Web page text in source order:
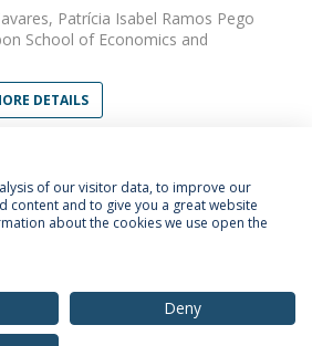
Patrícia Isabel Ramos Pego
School of Economics and
DETAILS
of our visitor data, to improve our
content and to give you a great website
about the cookies we use open the
Deny